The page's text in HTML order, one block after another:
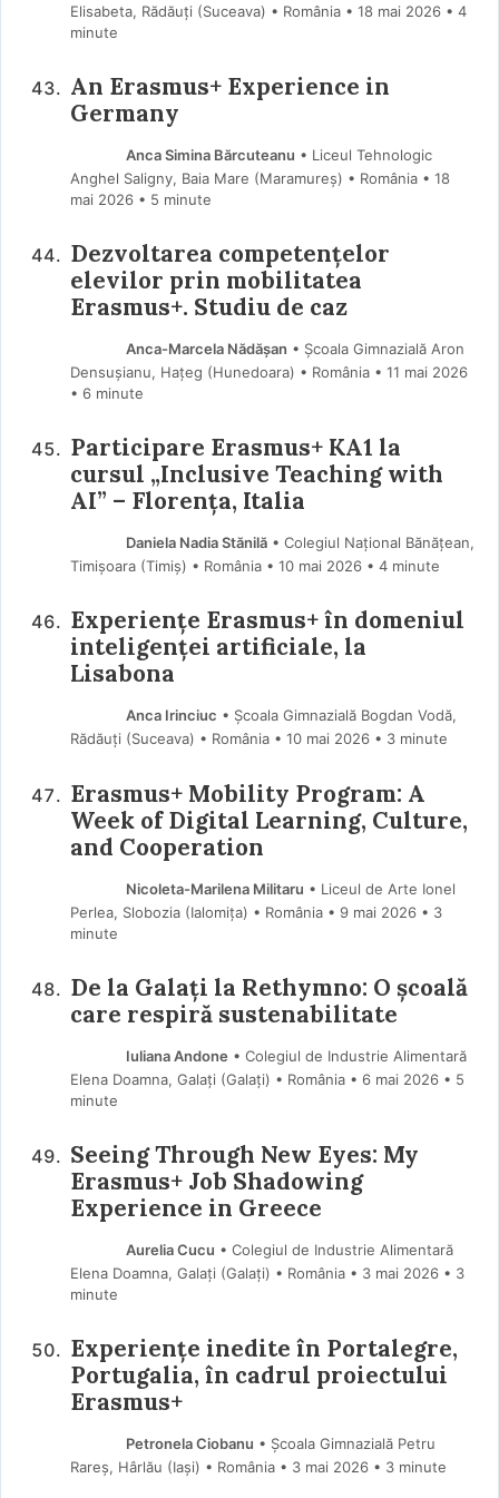
Elisabeta, Rădăuți (Suceava) • România
18 mai 2026 • 4
minute
An Erasmus+ Experience in
Germany
Anca Simina Bărcuteanu • Liceul Tehnologic
Anghel Saligny, Baia Mare (Maramureş) • România
18
mai 2026 • 5 minute
Dezvoltarea competențelor
elevilor prin mobilitatea
Erasmus+. Studiu de caz
Anca-Marcela Nădășan • Școala Gimnazială Aron
Densușianu, Hațeg (Hunedoara) • România
11 mai 2026
• 6 minute
Participare Erasmus+ KA1 la
cursul „Inclusive Teaching with
AI” – Florența, Italia
Daniela Nadia Stănilă• Colegiul Național Bănățean,
Timișoara (Timiş) • România
10 mai 2026 • 4 minute
Experiențe Erasmus+ în domeniul
inteligenței artificiale, la
Lisabona
Anca Irinciuc • Școala Gimnazială Bogdan Vodă,
Rădăuți (Suceava) • România
10 mai 2026 • 3 minute
Erasmus+ Mobility Program: A
Week of Digital Learning, Culture,
and Cooperation
Nicoleta-Marilena Militaru • Liceul de Arte Ionel
Perlea, Slobozia (Ialomiţa) • România
9 mai 2026 • 3
minute
De la Galați la Rethymno: O școală
care respiră sustenabilitate
Iuliana Andone • Colegiul de Industrie Alimentară
Elena Doamna, Galați (Galaţi) • România
6 mai 2026 • 5
minute
Seeing Through New Eyes: My
Erasmus+ Job Shadowing
Experience in Greece
Aurelia Cucu • Colegiul de Industrie Alimentară
Elena Doamna, Galați (Galaţi) • România
3 mai 2026 • 3
minute
Experiențe inedite în Portalegre,
Portugalia, în cadrul proiectului
Erasmus+
Petronela Ciobanu • Școala Gimnazială Petru
Rareș, Hârlău (Iaşi) • România
3 mai 2026 • 3 minute